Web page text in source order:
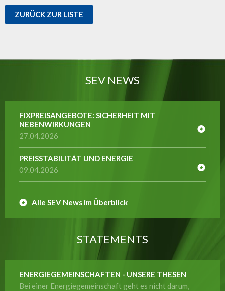
ZURÜCK ZUR LISTE
SEV NEWS
FIXPREISANGEBOTE: SICHERHEIT MIT
NEBENWIRKUNGEN
27.04.2026
PREISSTABILITÄT UND ENERGIE
09.04.2026
Alle SEV News im Überblick
STATEMENTS
ENERGIEGEMEINSCHAFTEN - UNSERE THESEN
Bei einer Energiegemeinschaft geht es nicht darum,